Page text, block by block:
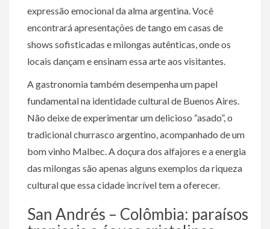
expressão emocional da alma argentina. Você
encontrará apresentações de tango em casas de
shows sofisticadas e milongas autênticas, onde os
locais dançam e ensinam essa arte aos visitantes.
A gastronomia também desempenha um papel
fundamental na identidade cultural de Buenos Aires.
Não deixe de experimentar um delicioso “asado”, o
tradicional churrasco argentino, acompanhado de um
bom vinho Malbec. A doçura dos alfajores e a energia
das milongas são apenas alguns exemplos da riqueza
cultural que essa cidade incrível tem a oferecer.
San Andrés – Colômbia: paraísos